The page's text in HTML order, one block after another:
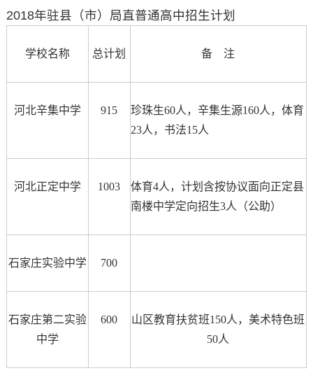
2018年驻县（市）局直普通高中招生计划
学校名称 总计划 备 注
河北辛集中学 915
珍珠生60人，辛集生源160人，体育
23人，书法15人
河北正定中学 1003
体育4人，计划含按协议面向正定县
南楼中学定向招生3人（公助）
石家庄实验中学 700
石家庄第二实验
中学
600
山区教育扶贫班150人，美术特色班
50人